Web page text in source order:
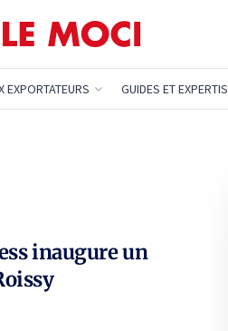
EXPORTATEURS GUIDES ET
inaugure un